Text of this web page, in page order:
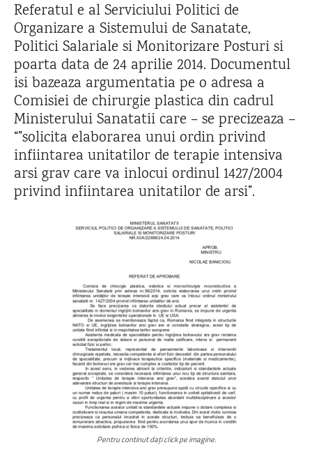
Referatul e al Serviciului Politici de
Organizare a Sistemului de Sanatate,
Politici Salariale si Monitorizare Posturi si
poarta data de 24 aprilie 2014. Documentul
isi bazeaza argumentatia pe o adresa a
Comisiei de chirurgie plastica din cadrul
Ministerului Sanatatii care – se precizeaza –
“”solicita elaborarea unui ordin privind
infiintarea unitatilor de terapie intensiva
arsi grav care va inlocui ordinul 1427/2004
privind infiintarea unitatilor de arsi”.
Pentru continut dați click pe imagine.